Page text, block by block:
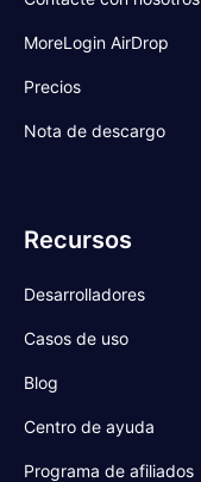
MoreLogin AirDrop
Precios
Nota de descargo
Recursos
Desarrolladores
Casos de uso
Blog
Centro de ayuda
Programa de afiliados